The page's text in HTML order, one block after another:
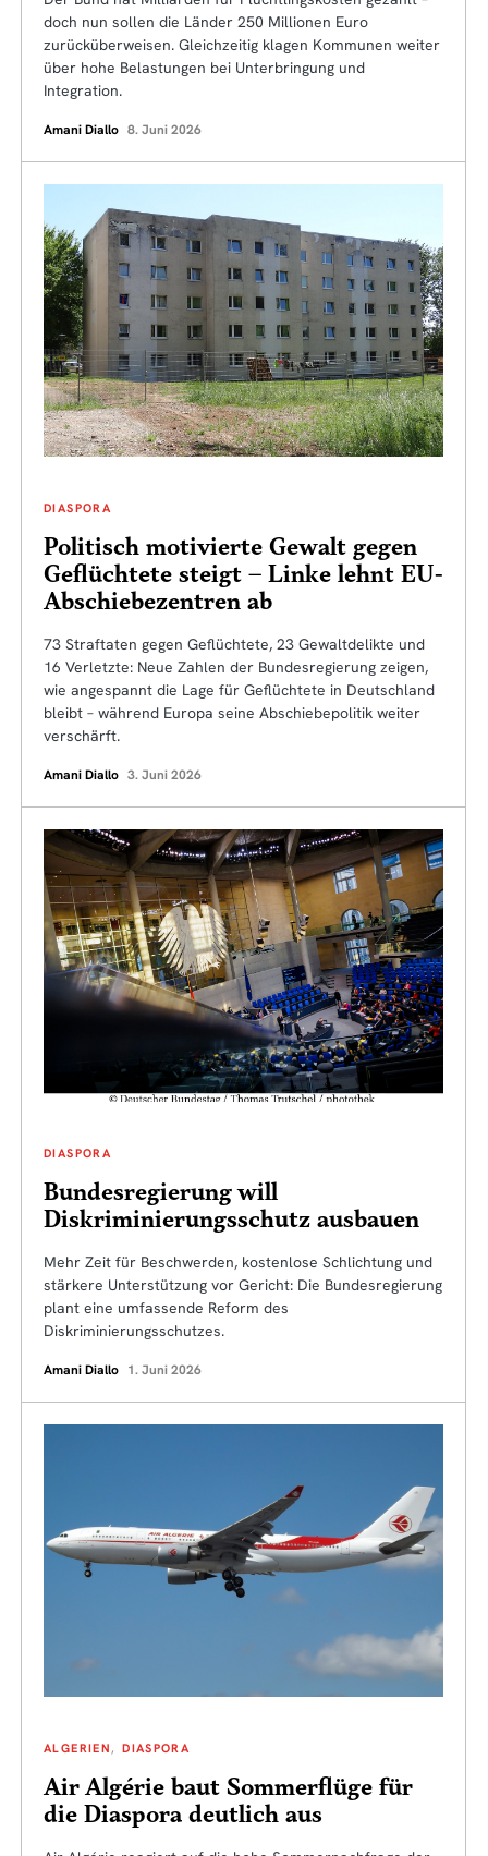
doch nun sollen die Länder 250 Millionen Euro
zurücküberweisen. Gleichzeitig klagen Kommunen weiter
über hohe Belastungen bei Unterbringung und
Integration.
Amani Diallo 8. Juni 2026
DIASPORA
Politisch motivierte Gewalt gegen
Geflüchtete steigt – Linke lehnt EU-
Abschiebezentren ab
73 Straftaten gegen Geflüchtete, 23 Gewaltdelikte und
16 Verletzte: Neue Zahlen der Bundesregierung zeigen,
wie angespannt die Lage für Geflüchtete in Deutschland
bleibt – während Europa seine Abschiebepolitik weiter
verschärft.
Amani Diallo 3. Juni 2026
DIASPORA
Bundesregierung will
Diskriminierungsschutz ausbauen
Mehr Zeit für Beschwerden, kostenlose Schlichtung und
stärkere Unterstützung vor Gericht: Die Bundesregierung
plant eine umfassende Reform des
Diskriminierungsschutzes.
Amani Diallo 1. Juni 2026
ALGERIEN DIASPORA
Air Algérie baut Sommerflüge für
die Diaspora deutlich aus